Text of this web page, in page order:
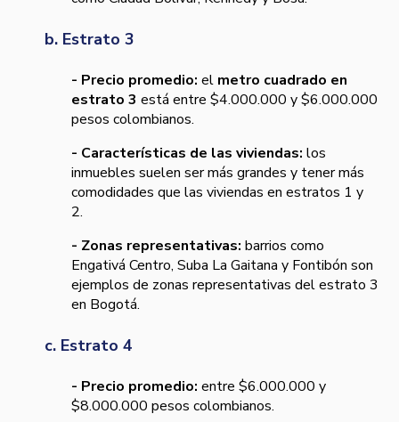
b. Estrato 3
- Precio promedio: el metro cuadrado en
estrato 3 está entre $4.000.000 y $6.000.000
pesos colombianos.
- Características de las viviendas: los
inmuebles suelen ser más grandes y tener más
comodidades que las viviendas en estratos 1 y
2.
- Zonas representativas: barrios como
Engativá Centro, Suba La Gaitana y Fontibón son
ejemplos de zonas representativas del estrato 3
en Bogotá.
c. Estrato 4
- Precio promedio: entre $6.000.000 y
$8.000.000 pesos colombianos.